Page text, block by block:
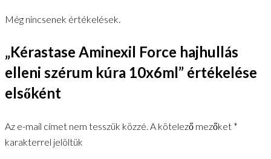
Még nincsenek értékelések.
„Kérastase Aminexil Force hajhullás
elleni szérum kúra 10x6ml” értékelése
elsőként
Az e-mail címet nem tesszük közzé. A kötelező mezőket *
karakterrel jelöltük